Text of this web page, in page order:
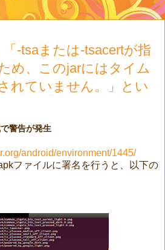
-tsaまたは-tsacertが指
め、このjarにはタイム
れていません。」とい
警告が発生
android/environment/1445/
ファイルに署名を行うと、以下の